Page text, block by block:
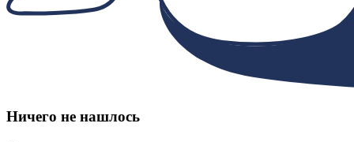
Ничего не нашлось